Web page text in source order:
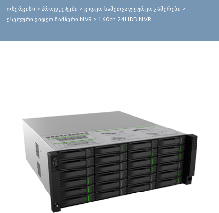
ოსერვისი > პროდუქტები > ვიდეო სამეთვალყურეო კამერები >
ქსელური ვიდეო ჩამწერი NVR > 160ch 24HDD NVR